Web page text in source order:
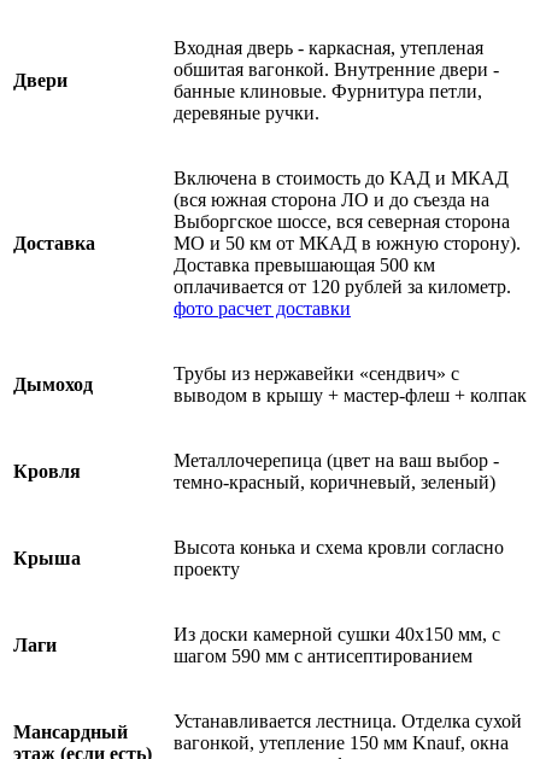
Двери
Входная дверь - каркасная, утепленая
обшитая вагонкой. Внутренние двери -
банные клиновые. Фурнитура петли,
деревяные ручки.
Доставка
Включена в стоимость до КАД и МКАД
(вся южная сторона ЛО и до съезда на
Выборгское шоссе, вся северная сторона
МО и 50 км от МКАД в южную сторону).
Доставка превышающая 500 км
оплачивается от 120 рублей за километр.
фото расчет доставки
Дымоход
Трубы из нержавейки «сендвич» с
выводом в крышу + мастер-флеш + колпак
Кровля
Металлочерепица (цвет на ваш выбор -
темно-красный, коричневый, зеленый)
Крыша
Высота конька и схема кровли согласно
проекту
Лаги
Из доски камерной сушки 40х150 мм, с
шагом 590 мм с антисептированием
Мансардный
этаж (если есть)
Устанавливается лестница. Отделка сухой
вагонкой, утепление 150 мм Knauf, окна